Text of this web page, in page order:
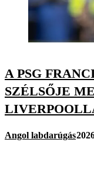
A PSG
SZÉLSŐJE
Angol labdarúgás